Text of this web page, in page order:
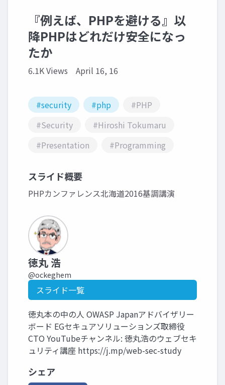
『例えば、PHPを避ける』以
降PHPはどれだけ安全になっ
たか
6.1K Views April 16, 16
#security #php
#PHP
#Security
#Hiroshi Tokumaru
#Presentation
#Programming
スライド概要
PHPカンファレンス北海道2016基調講演
徳丸 浩
@ockeghem
スライド一覧
徳丸本の中の人 OWASP Japanアドバイザリー
ボード EGセキュアソリューションズ取締役
CTO YouTubeチャンネル: 徳丸浩のウェブセキ
ュリティ講座 https://j.mp/web-sec-study
シェア